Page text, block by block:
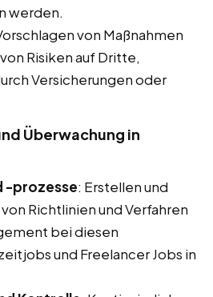
werden.
von Maßnahmen
Risiken auf Dritte,
Versicherungen oder
Überwachung in
-prozesse: Erstellen und
Richtlinien und Verfahren
bei diesen
und Freelancer Jobs in